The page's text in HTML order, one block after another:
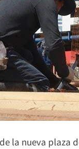
la nueva plaza